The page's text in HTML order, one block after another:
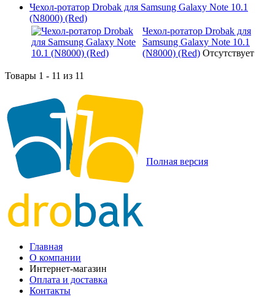
Чехол-ротатор Drobak для Samsung Galaxy Note 10.1
(N8000) (Red)
Чехол-ротатор Drobak для
Samsung Galaxy Note 10.1
(N8000) (Red) Отсутствует
Товары 1 - 11 из 11
Полная версия
Главная
О компании
Интернет-магазин
Оплата и доставка
Контакты